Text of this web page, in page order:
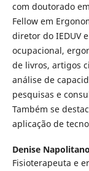
com doutorado
Fellow em
diretor do IEDUV
ocupacional,
de livros, artigos
análise de
pesquisas e
Também se
aplicação de
Denise
Fisioterapeuta e